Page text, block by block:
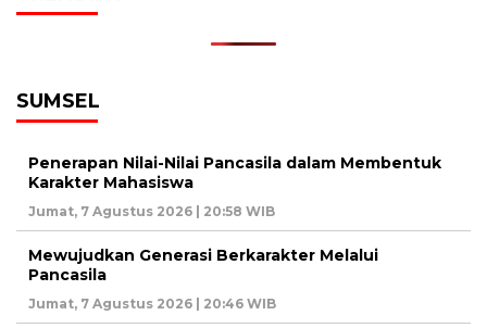
SUMSEL
Penerapan Nilai-Nilai Pancasila dalam Membentuk
Karakter Mahasiswa
Jumat, 7 Agustus 2026 | 20:58 WIB
Mewujudkan Generasi Berkarakter Melalui
Pancasila
Jumat, 7 Agustus 2026 | 20:46 WIB